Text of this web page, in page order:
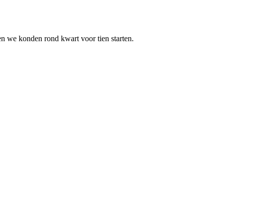
we konden rond kwart voor tien starten.